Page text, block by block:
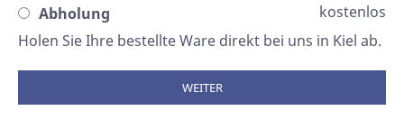
Abholung
kostenlos
Holen Sie Ihre bestellte Ware direkt bei uns in Kiel ab.
WEITER